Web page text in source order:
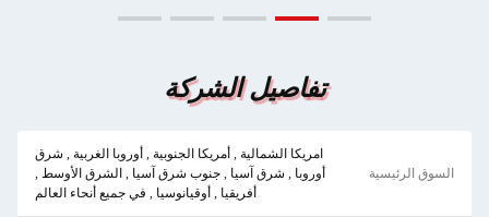
تفاصيل الشركة
السوق الرئيسية
امريكا الشمالية , أمريكا الجنوبية , أوروبا الغربية , شرق
أوروبا , شرق آسيا , جنوب شرق آسيا , الشرق الأوسط ,
أفريقيا , أوقيانوسيا , في جميع أنحاء العالم